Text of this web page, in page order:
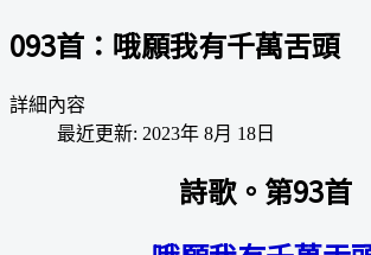
093首：哦願我有千萬舌頭
詳細內容
最近更新: 2023年 8月 18日
詩歌。第93首